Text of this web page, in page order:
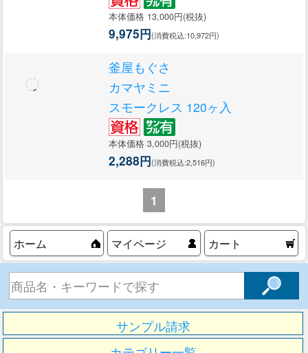
本体価格 13,000円(税抜)
9,975円(消費税込:10,972円)
釜屋もぐさ
カマヤミニ
スモークレス 120ヶ入
本体価格 3,000円(税抜)
2,288円(消費税込:2,516円)
1
ホーム マイページ カート
サンプル請求